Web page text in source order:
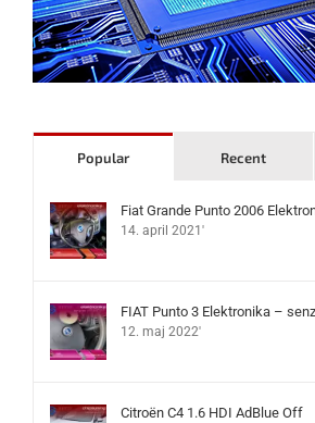
Popular Recent
Fiat Grande Punto 2006
14. april 2021'
FIAT Punto 3 Elektronika –
12. maj 2022'
Citroën C4 1.6 HDI AdBlue Off